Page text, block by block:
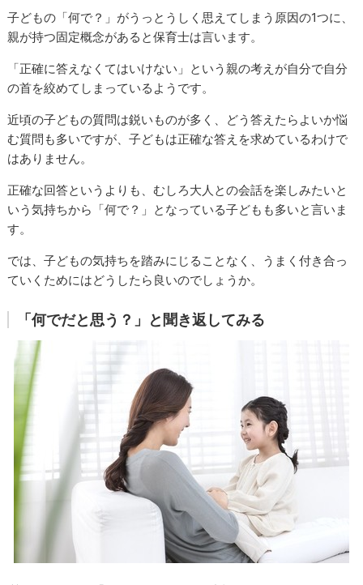
子どもの「何で？」がうっとうしく思えてしまう原因の1つに、
親が持つ固定概念があると保育士は言います。
「正確に答えなくてはいけない」という親の考えが自分で自分
の首を絞めてしまっているようです。
近頃の子どもの質問は鋭いものが多く、どう答えたらよいか悩
む質問も多いですが、子どもは正確な答えを求めているわけで
はありません。
正確な回答というよりも、むしろ大人との会話を楽しみたいと
いう気持ちから「何で？」となっている子どもも多いと言いま
す。
では、子どもの気持ちを踏みにじることなく、うまく付き合っ
ていくためにはどうしたら良いのでしょうか。
「何でだと思う？」と聞き返してみる